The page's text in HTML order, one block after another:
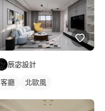
辰宓設計
客廳 北歐風